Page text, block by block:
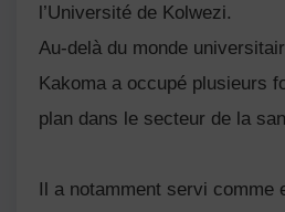
l’Université de Kolwezi.
Au-delà du monde
Kakoma a occupé plusieurs
plan dans le secteur de la
Il a notamment servi comme